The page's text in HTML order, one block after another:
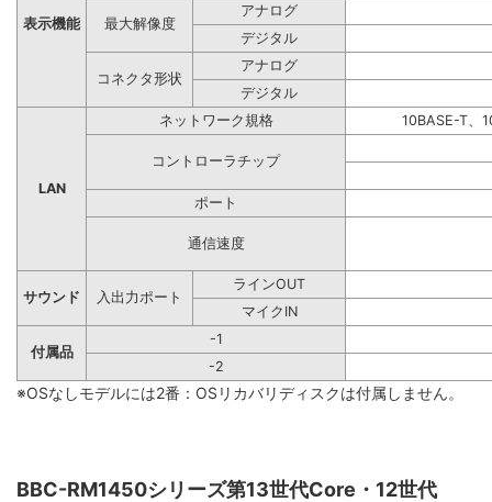
表示機能 最大解像度
アナログ
デジタル
コネクタ形状
アナログ
デジタル
LAN
ネットワーク規格 10BASE-T、
コントローラチップ
ポート
通信速度
サウンド 入出力ポート
ラインOUT
マイクIN
付属品
-1
-2
※OSなしモデルには2番：OSリカバリディスクは付属しません。
BBC-RM1450シリーズ第13世代Core・12世代